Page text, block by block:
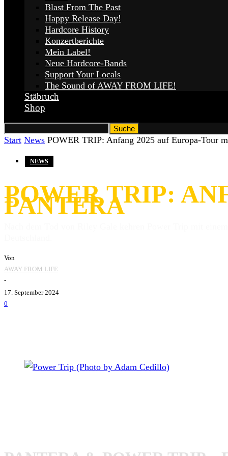
Blast From The Past
Happy Release Day!
Hardcore History
Konzertberichte
Mein Label!
Neue Hardcore-Bands
Support Your Locals
The Sound of AWAY FROM LIFE!
Stäbruch
Shop
Start News POWER TRIP: Anfang 2025 auf Europa-Tour
NEWS
POWER TRIP:
PANTERA
Von
AWAY FROM LIFE
-
17. September 2024
0